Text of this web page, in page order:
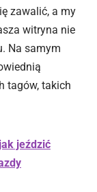
zawalić, a my
witryna nie
Na samym
tagów, takich
jeździć